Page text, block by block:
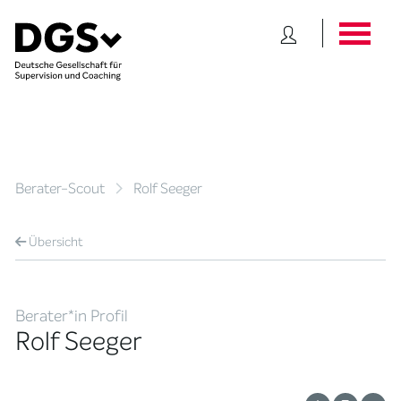
Berater-Scout Rolf Seeger
Übersicht
Berater*in Profil
Rolf Seeger